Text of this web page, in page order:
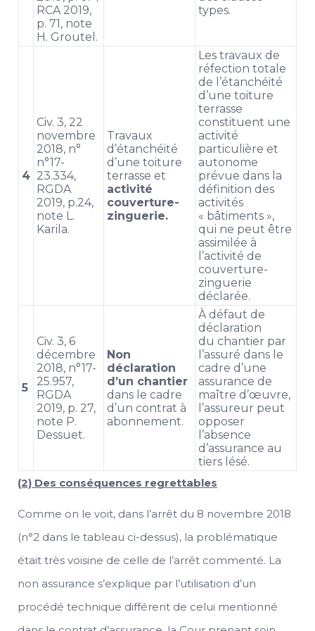
RCA 2019,
p. 71, note
H. Groutel.
types.
4
Civ. 3, 22
novembre
2018, n°
n°17-
23.334,
RGDA
2019, p.24,
note L.
Karila.
Travaux
d’étanchéité
d’une toiture
terrasse et
activité
couverture-
zinguerie.
Les travaux de
réfection totale
de l’étanchéité
d’une toiture
terrasse
constituent une
activité
particulière et
autonome
prévue dans la
définition des
activités
« bâtiments »,
qui ne peut être
assimilée à
l’activité de
couverture-
zinguerie
déclarée.
5
Civ. 3, 6
décembre
2018, n°17-
25.957,
RGDA
2019, p. 27,
note P.
Dessuet.
Non
déclaration
d’un chantier
dans le cadre
d’un contrat à
abonnement.
À défaut de
déclaration
du chantier par
l’assuré dans le
cadre d’une
assurance de
maître d’œuvre,
l’assureur peut
opposer
l’absence
d’assurance au
tiers lésé.
(2) Des conséquences regrettables
Comme on le voit, dans l’arrêt du 8 novembre 2018
(n°2 dans le tableau ci-dessus), la problématique
était très voisine de celle de l’arrêt commenté. La
non assurance s’explique par l’utilisation d’un
procédé technique différent de celui mentionné